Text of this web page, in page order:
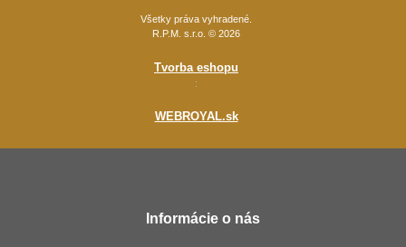
Všetky práva vyhradené.
R.P.M. s.r.o. © 2026
Tvorba eshopu
:
WEBROYAL.sk
Informácie o nás